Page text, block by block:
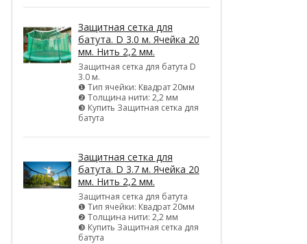
Защитная сетка для
батута. D 3.0 м. Ячейка 20
мм. Нить 2,2 мм.
Защитная сетка для батута D
3.0 м.
❶ Тип ячейки: Квадрат 20мм
❷ Толщина нити: 2,2 мм
❸ Купить Защитная сетка для
батута
Защитная сетка для
батута. D 3.7 м. Ячейка 20
мм. Нить 2,2 мм.
Защитная сетка для батута
❶ Тип ячейки: Квадрат 20мм
❷ Толщина нити: 2,2 мм
❸ Купить Защитная сетка для
батута